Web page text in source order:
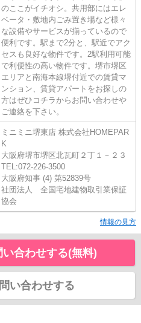
のここがイチオシ。共用部にはエレ
ベータ・敷地内ごみ置き場など様々
な設備やサービスが揃っているので
便利です。駅まで2分と、駅近でアク
セスも良好な物件です。2駅利用可能
で利便性の高い物件です。堺市堺区
エリアと南海本線堺付近での賃貸マ
ンション、賃貸アパートをお探しの
方はぜひコチラからお問い合わせや
ご連絡を下さい。
ミニミニ堺東店 株式会社HOMEPAR
K
大阪府堺市堺区北瓦町２丁１－２３
TEL:072-226-3500
大阪府知事 (4) 第52839号
社団法人 全国宅地建物取引業保証
協会
情報の見方
合わせする(無料)
い合わせする